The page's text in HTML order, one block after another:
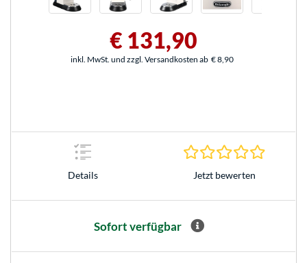
€ 131,90
inkl. MwSt. und zzgl. Versandkosten ab € 8,90
Details Jetzt bewerten
Sofort verfügbar